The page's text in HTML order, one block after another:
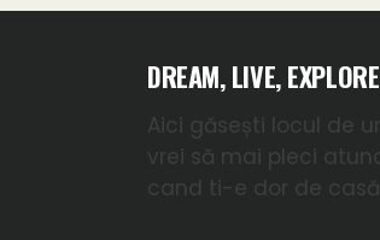
DREAM, LIVE,
Aici găsești locul de
vrei să mai pleci
cand ti-e dor de